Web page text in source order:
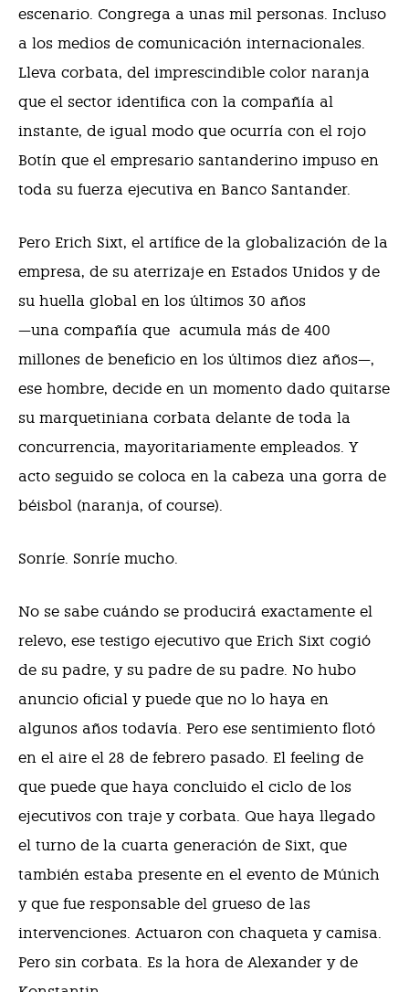
escenario. Congrega a unas mil personas. Incluso
a los medios de comunicación internacionales.
Lleva corbata, del imprescindible color naranja
que el sector identifica con la compañía al
instante, de igual modo que ocurría con el rojo
Botín que el empresario santanderino impuso en
toda su fuerza ejecutiva en Banco Santander.
Pero Erich Sixt, el artífice de la globalización de la
empresa, de su aterrizaje en Estados Unidos y de
su huella global en los últimos 30 años
—una compañía que acumula más de 400
millones de beneficio en los últimos diez años—,
ese hombre, decide en un momento dado quitarse
su marquetiniana corbata delante de toda la
concurrencia, mayoritariamente empleados. Y
acto seguido se coloca en la cabeza una gorra de
béisbol (naranja, of course).
Sonríe. Sonríe mucho.
No se sabe cuándo se producirá exactamente el
relevo, ese testigo ejecutivo que Erich Sixt cogió
de su padre, y su padre de su padre. No hubo
anuncio oficial y puede que no lo haya en
algunos años todavía. Pero ese sentimiento flotó
en el aire el 28 de febrero pasado. El feeling de
que puede que haya concluido el ciclo de los
ejecutivos con traje y corbata. Que haya llegado
el turno de la cuarta generación de Sixt, que
también estaba presente en el evento de Múnich
y que fue responsable del grueso de las
intervenciones. Actuaron con chaqueta y camisa.
Pero sin corbata. Es la hora de Alexander y de